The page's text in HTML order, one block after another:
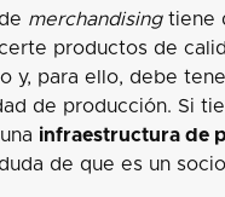
merchandisingtiene
productos de
y, para ello, debe
de producción. Si
infraestructura de
de que es un